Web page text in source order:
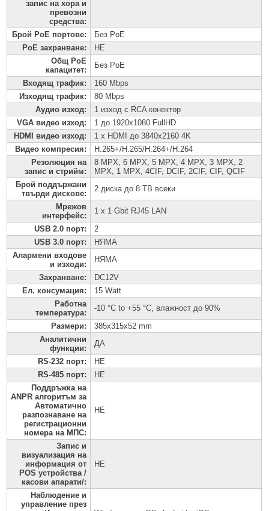
запис на хора и
превозни
средства:
Брой PoE портове:
Без PoE
PoE захранване:
НЕ
Общ PoE
капацитет:
Без PoE
Входящ трафик:
160 Mbps
Изходящ трафик:
80 Mbps
Аудио изход:
1 изход с RCA конектор
VGA видео изход:
1 до 1920x1080 FullHD
HDMI видео изход:
1 x HDMI до 3840x2160 4K
Видео компресия:
H.265+/H.265/H.264+/H.264
Резолюция на
запис и стрийм:
8 MPX, 6 MPX, 5 MPX, 4 MPX, 3 MPX, 2
MPX, 1 MPX, 4CIF, DCIF, 2CIF, CIF, QCIF
Брой поддържани
твърди дискове:
2 диска до 8 TB всеки
Мрежов
интерфейс:
1 x 1 Gbit RJ45 LAN
USB 2.0 порт:
2
USB 3.0 порт:
НЯМА
Алармени входове
и изходи:
НЯМА
Захранване:
DC12V
Ел. консумация:
15 Watt
Работна
температура:
-10 °C to +55 °C, влажност до 90%
Размери:
385х315х52 mm
Аналитични
функции:
ДА
RS-232 порт:
НЕ
RS-485 порт:
НЕ
Поддръжка на
ANPR алгоритъм за
Автоматично
разпознаване на
регистрационни
номера на МПС:
НЕ
Запис и
визуализация на
информация от
POS устройства /
касови апарати/:
НЕ
Наблюдение и
управление през